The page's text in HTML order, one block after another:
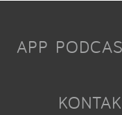
APP